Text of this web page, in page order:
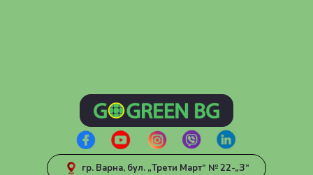
гр. Варна, бул. „Трети Март“ № 22-„З“